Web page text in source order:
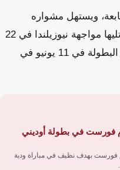
ويستهل مشواره
بمواجهة بلجيكا في 15 يونيو 2026. تليها مواجهة نيوزيلندا في 22
يونيو، ثم إيران في 27 يونيو. تنطلق البطولة في 11 يونيو في
فورست في بطولة أوديني
فورست بهدف نظيف في مباراة ودية